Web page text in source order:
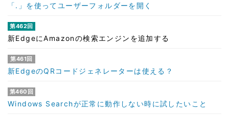
「.」を使ってユーザーフォルダーを開く
第462回
新EdgeにAmazonの検索エンジンを追加する
第461回
新EdgeのQRコードジェネレーターは使える？
第460回
Windows Searchが正常に動作しない時に試したいこと